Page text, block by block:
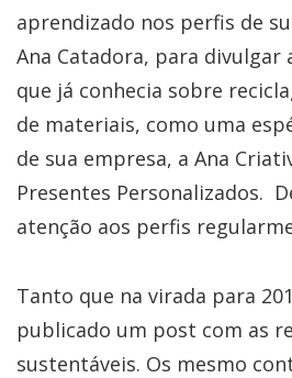
aprendizado nos perfis de
Ana Catadora, para divulgar
que já conhecia sobre
de materiais, como uma
de sua empresa, a Ana
Presentes Personalizados.
atenção aos perfis
Tanto que na virada para
publicado um post com as
sustentáveis. Os mesmo